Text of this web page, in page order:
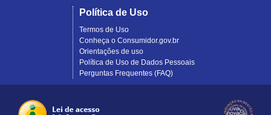
Política de Uso
Termos de Uso
Conheça o Consumidor.gov.br
Orientações de uso
Política de Uso de Dados Pessoais
Perguntas Frequentes (FAQ)